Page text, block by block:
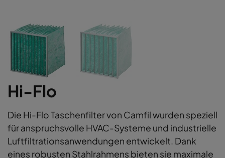
Hi-Flo
Die Hi-Flo Taschenfilter von Camfil wurden speziell
für anspruchsvolle HVAC-Systeme und industrielle
Luftfiltrationsanwendungen entwickelt. Dank
eines robusten Stahlrahmens bieten sie maximale